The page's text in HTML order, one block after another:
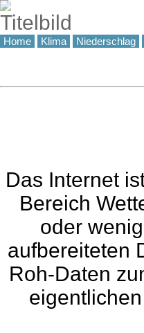
Home Klima Niederschlag
Das Internet
Bereich
oder
aufbereiteten
Roh-Daten